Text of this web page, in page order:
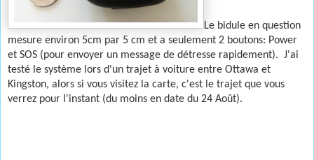
Le bidule en question
mesure environ 5cm par 5 cm et a seulement 2 boutons: Power
et SOS (pour envoyer un message de détresse rapidement). J'ai
testé le système lors d'un trajet à voiture entre Ottawa et
Kingston, alors si vous visitez la carte, c'est le trajet que vous
verrez pour l'instant (du moins en date du 24 Août).